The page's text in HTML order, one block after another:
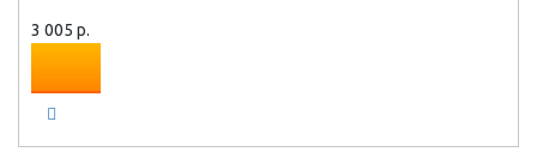
3 005 р.